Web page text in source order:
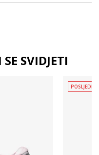
SVIDJETI